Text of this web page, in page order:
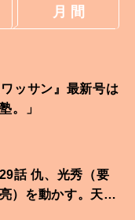
月 間
ッサン』最新号は
。」
話 仇、光秀（要
）を動かす。天下